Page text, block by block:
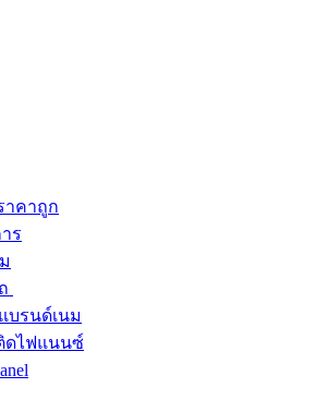
าคาถูก
ร
บรนด์เนม
ดไฟแนนซ์